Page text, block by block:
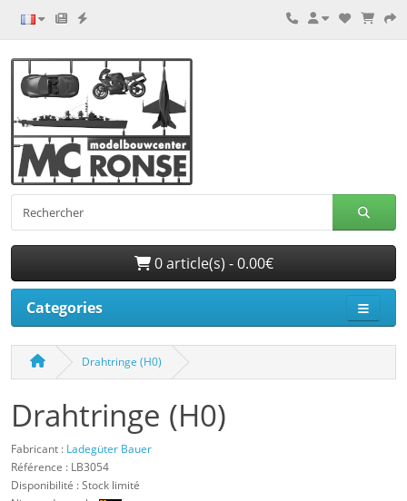
0 article(s) - 0.00€
Categories
Drahtringe (H0)
Drahtringe (H0)
Fabricant : Ladegüter Bauer
Référence : LB3054
Disponibilité : Stock limité